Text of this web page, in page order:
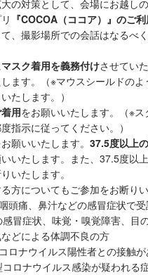
の対策として、会場にお越し
『COCOA（ココア）』のご
、撮影場所での会話はなるべ
マスク着用を義務付けさせてい
ます。（※マウスシールドの
たします。）
用をお願いいたします。（※
指示に従ってください。）
願いいたします。 37.5度以上
いたします。また、37.5度以
いたします。
方についてもご参加をお断りい
頭痛、鼻汁などの感冒症状で
冒症状、味覚・嗅覚障害、目
どによる体調不良の方
ロナウイルス陽性者との接触
ロナウイルス感染が疑われる